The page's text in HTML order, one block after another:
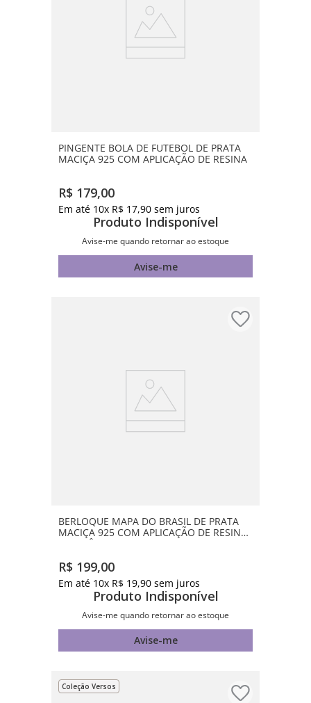
PINGENTE BOLA DE FUTEBOL DE PRATA
MACIÇA 925 COM APLICAÇÃO DE RESINA
R$ 179,00
Em até 10x R$ 17,90 sem juros
Produto Indisponível
Avise-me quando retornar ao estoque
Avise-me
BERLOQUE MAPA DO BRASIL DE PRATA
MACIÇA 925 COM APLICAÇÃO DE RESINA
E ZIRCÔNIAS
R$ 199,00
Em até 10x R$ 19,90 sem juros
Produto Indisponível
Avise-me quando retornar ao estoque
Avise-me
Coleção Versos